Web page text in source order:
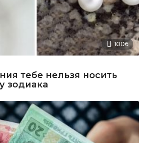
1006
тебе нельзя носить
зодиака